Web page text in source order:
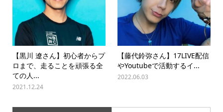
【黒川 遼さん】初心者からプ
ロまで、走ることを頑張る全
ての人...
2021.12.24
【藤代鈴弥さん】17LIVE配信
やYoutubeで活動するイ...
2022.06.03